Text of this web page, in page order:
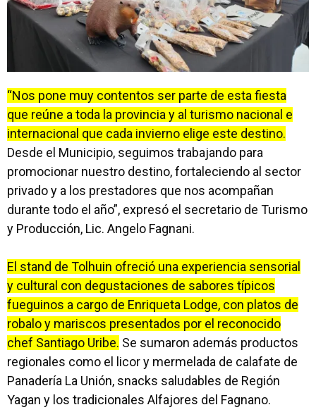
“Nos pone muy contentos ser parte de esta fiesta
que reúne a toda la provincia y al turismo nacional e
internacional que cada invierno elige este destino.
Desde el Municipio, seguimos trabajando para
promocionar nuestro destino, fortaleciendo al sector
privado y a los prestadores que nos acompañan
durante todo el año”, expresó el secretario de Turismo
y Producción, Lic. Angelo Fagnani.
El stand de Tolhuin ofreció una experiencia sensorial
y cultural con degustaciones de sabores típicos
fueguinos a cargo de Enriqueta Lodge, con platos de
robalo y mariscos presentados por el reconocido
chef Santiago Uribe. Se sumaron además productos
regionales como el licor y mermelada de calafate de
Panadería La Unión, snacks saludables de Región
Yagan y los tradicionales Alfajores del Fagnano.